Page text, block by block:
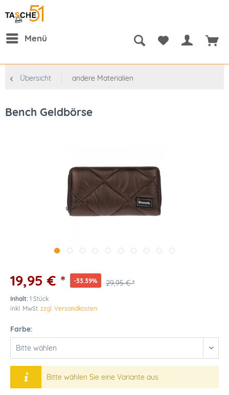
Menü
Übersicht andere Materialien
Bench Geldbörse
19,95 € * -33.39% 29,95 € *
Inhalt: 1 Stück
inkl. MwSt. zzgl. Versandkosten
Farbe:
Bitte wählen Sie eine Variante aus